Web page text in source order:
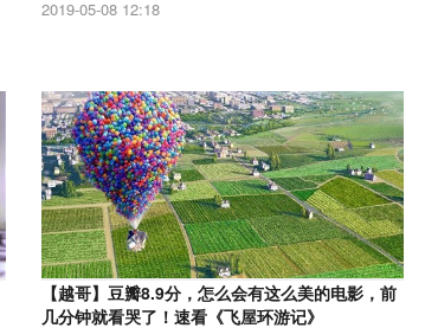
2019-05-08 12:18
【越哥】豆瓣8.9分，怎么会有这么美的电影，前
几分钟就看哭了！速看《飞屋环游记》